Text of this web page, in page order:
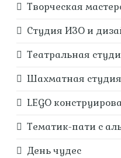
Творческая
Студия ИЗО и
Театральная
Шахматная студия
LEGO
Тематик-пати с
День чудес